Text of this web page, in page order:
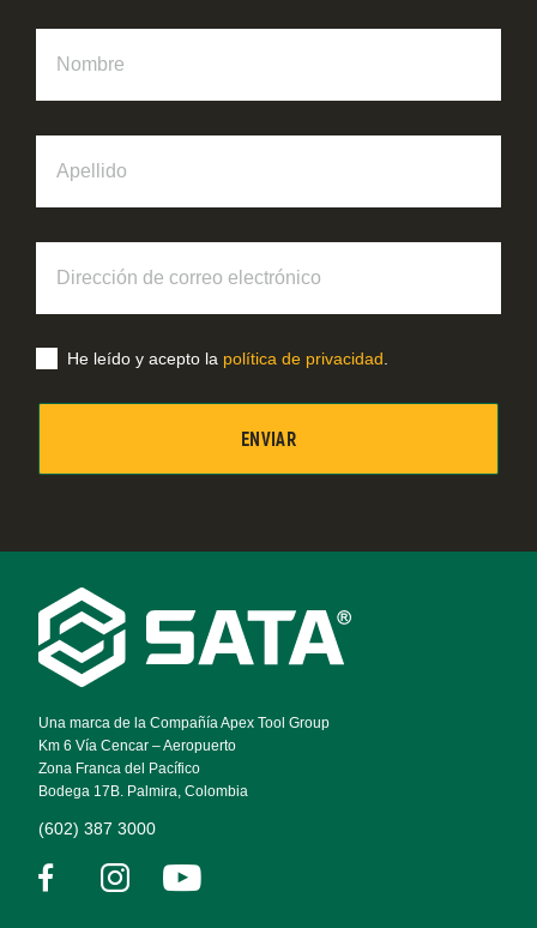
Footer
Navigation
Una marca de la Compañía Apex Tool Group
Km 6 Vía Cencar – Aeropuerto
Zona Franca del Pacífico
Bodega 17B. Palmira, Colombia
(602) 387 3000
correo
electrónico
He leído y acepto la política de privacidad